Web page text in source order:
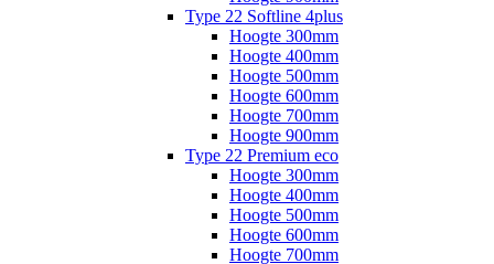
Type 22 Softline 4plus
Hoogte 300mm
Hoogte 400mm
Hoogte 500mm
Hoogte 600mm
Hoogte 700mm
Hoogte 900mm
Type 22 Premium eco
Hoogte 300mm
Hoogte 400mm
Hoogte 500mm
Hoogte 600mm
Hoogte 700mm